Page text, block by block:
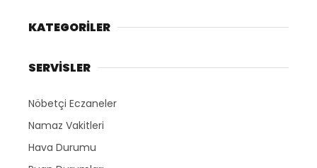
KATEGORİLER
SERVİSLER
Nöbetçi Eczaneler
Namaz Vakitleri
Hava Durumu